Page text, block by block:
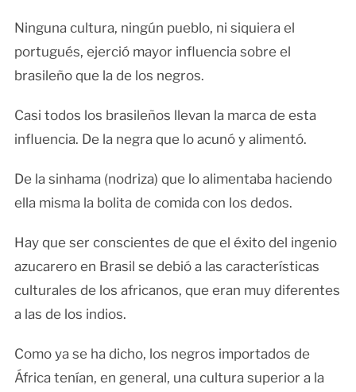
Ninguna cultura, ningún pueblo, ni siquiera el
portugués, ejerció mayor influencia sobre el
brasileño que la de los negros.
Casi todos los brasileños llevan la marca de esta
influencia. De la negra que lo acunó y alimentó.
De la sinhama (nodriza) que lo alimentaba haciendo
ella misma la bolita de comida con los dedos.
Hay que ser conscientes de que el éxito del ingenio
azucarero en Brasil se debió a las características
culturales de los africanos, que eran muy diferentes
a las de los indios.
Como ya se ha dicho, los negros importados de
África tenían, en general, una cultura superior a la